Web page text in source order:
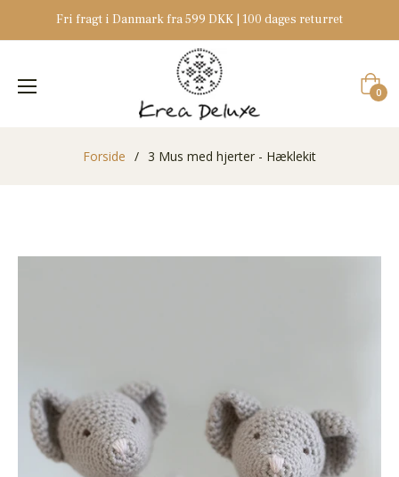
Fri fragt i Danmark fra 599 DKK | 100 dages returret
0
Forside / 3 Mus med hjerter - Hæklekit